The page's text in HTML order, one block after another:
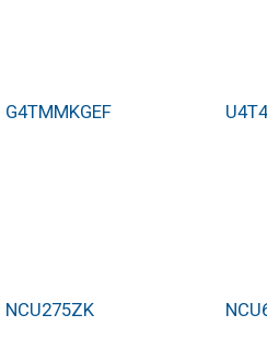
G4TMMKGEF
NCU275ZK